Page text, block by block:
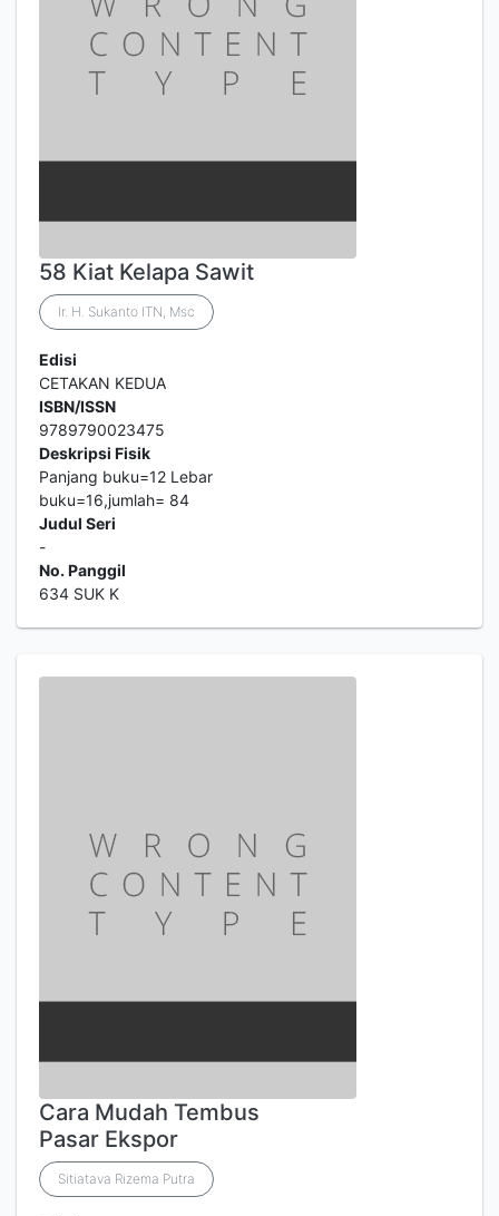
58 Kiat Kelapa Sawit
Ir. H. Sukanto ITN, Msc
Edisi
CETAKAN KEDUA
ISBN/ISSN
9789790023475
Deskripsi Fisik
Panjang buku=12 Lebar
buku=16,jumlah= 84
Judul Seri
-
No. Panggil
634 SUK K
Cara Mudah Tembus
Pasar Ekspor
Sitiatava Rizema Putra